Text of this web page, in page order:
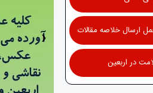
ارسال خلاصه مقالات
در اربعین
›